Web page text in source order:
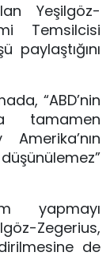
Yeşilgöz-
Temsilcisi
paylaştığını
“ABD’nin
tamamen
yapmayı
Zegerius,
de